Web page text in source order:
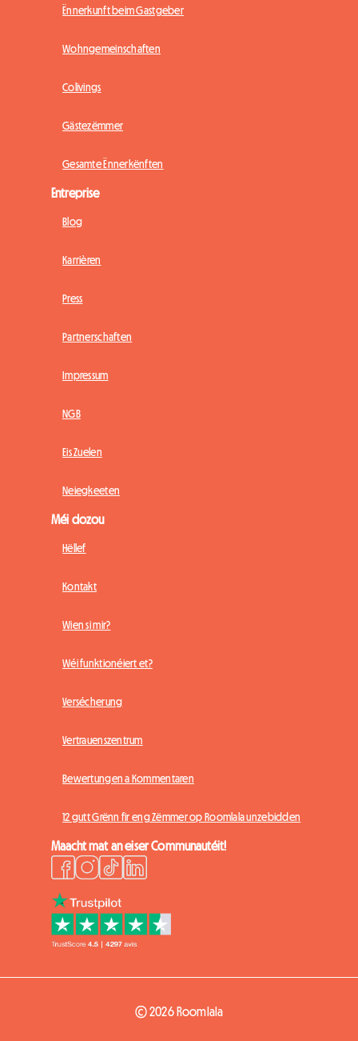
Ënnerkunft beim Gastgeber
Wohngemeinschaften
Colivings
Gästezëmmer
Gesamte Ënnerkënften
Entreprise
Blog
Karrièren
Press
Partnerschaften
Impressum
NGB
Eis Zuelen
Neiegkeeten
Méi dozou
Hëllef
Kontakt
Wien si mir?
Wéi funktionéiert et?
Versécherung
Vertrauenszentrum
Bewertungen a Kommentaren
12 gutt Grënn fir eng Zëmmer op Roomlala unzebidden
Maacht mat an eiser Communautéit!
© 2026 Roomlala